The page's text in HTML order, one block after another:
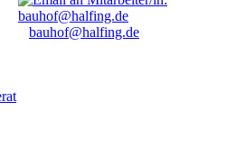
bauhof@halfing.de